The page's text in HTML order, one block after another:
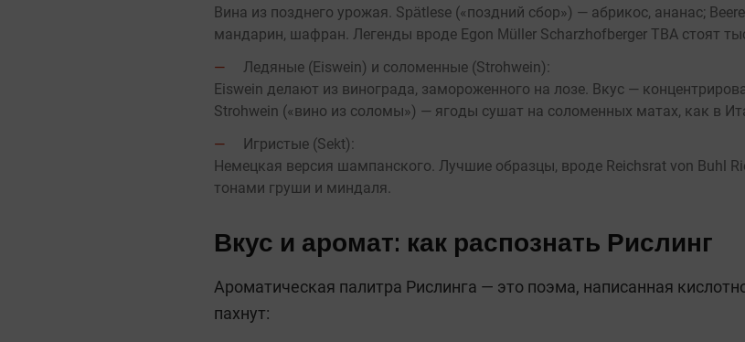
Вина из позднего урожая. Spätlese («поздний сбор») — абрикос, ананас;
мандарин, шафран. Легенды вроде Egon Müller Scharzhofberger TBA стоят
Ледяные (Eiswein) и соломенные (Strohwein):
Eiswein делают из винограда, замороженного на лозе. Вкус —
Strohwein («вино из соломы») — ягоды сушат на соломенных матах, как в
Игристые (Sekt):
Немецкая версия шампанского. Лучшие образцы, вроде Reichsrat von Buhl
тонами груши и миндаля.
Вкус и аромат: как распознать Рислинг
Ароматическая палитра Рислинга — это поэма, написанная
пахнут: